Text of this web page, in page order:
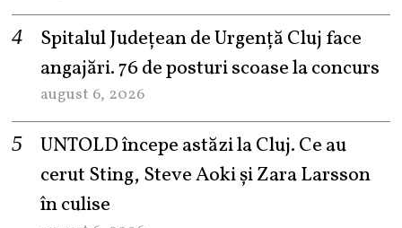
Spitalul Județean de Urgență Cluj face
angajări. 76 de posturi scoase la concurs
august 6, 2026
UNTOLD începe astăzi la Cluj. Ce au
cerut Sting, Steve Aoki și Zara Larsson
în culise